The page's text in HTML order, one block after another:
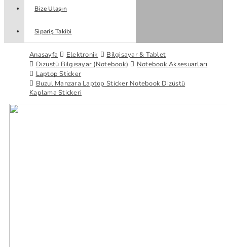
Bize Ulaşın
Sipariş Takibi
Anasayfa Elektronik
Bilgisayar & Tablet
Dizüstü Bilgisayar (Notebook)
Notebook Aksesuarları
Laptop Sticker
Buzul Manzara Laptop Sticker Notebook Dizüstü
Kaplama Stickeri